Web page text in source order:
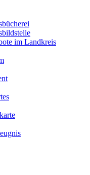
im Landkreis